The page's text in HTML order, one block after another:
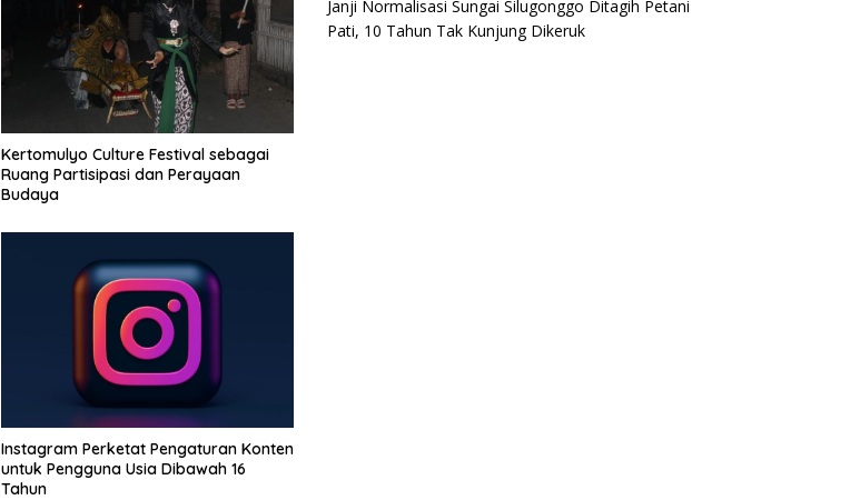
Kertomulyo Culture Festival sebagai
Ruang Partisipasi dan Perayaan
Budaya
Instagram Perketat Pengaturan Konten
untuk Pengguna Usia Dibawah 16
Tahun
Janji Normalisasi Sungai Silugonggo Ditagih Petani
Pati, 10 Tahun Tak Kunjung Dikeruk